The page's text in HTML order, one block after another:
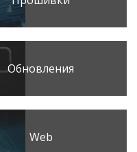
Обновления
Web